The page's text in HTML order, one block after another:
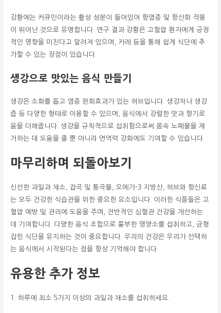
강황에는 커큐민이라는 활성 성분이 들어있어 항염증 및 항산화 작용
이 뛰어난 것으로 유명합니다. 연구 결과 강황은 고혈압 환자에게 긍정
적인 영향을 미친다고 알려져 있으며, 카레 등을 통해 쉽게 식단에 추
가할 수 있는 장점이 있습니다.
생강으로 맛있는 음식 만들기
생강은 소화를 돕고 염증 완화효과가 있는 허브입니다. 생강차나 생강
즙 등 다양한 형태로 이용할 수 있으며, 음식에서 강렬한 맛과 향기로
움을 더해줍니다. 생강을 규칙적으로 섭취함으로써 몸속 노폐물을 제
거하는 데 도움을 줄 뿐 아니라 면역력 강화에도 기여할 수 있습니다.
마무리하며 되돌아보기
신선한 과일과 채소, 잡곡 및 통곡물, 오메가-3 지방산, 허브와 향신료
는 모두 건강한 식습관을 위한 중요한 요소입니다. 이러한 식품들은 고
혈압 예방 및 관리에 도움을 주며, 전반적인 심혈관 건강을 개선하는
데 기여합니다. 다양한 음식 조합으로 풍부한 영양소를 섭취하고, 균형
잡힌 식단을 유지하는 것이 중요합니다. 우리의 건강은 우리가 선택하
는 음식에서 시작된다는 점을 항상 기억해야 합니다.
유용한 추가 정보
1. 하루에 최소 5가지 이상의 과일과 채소를 섭취하세요.